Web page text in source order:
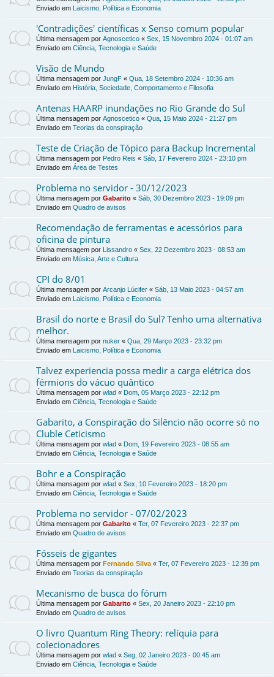
Enviado em Laicismo, Política e Economia
'Contradições' científicas x Senso comum popular
Última mensagem por Agnoscetico « Sex, 15 Novembro 2024 - 01:07 am
Enviado em Ciência, Tecnologia e Saúde
Visão de Mundo
Última mensagem por JungF « Qua, 18 Setembro 2024 - 10:36 am
Enviado em História, Sociedade, Comportamento e Filosofia
Antenas HAARP inundações no Rio Grande do Sul
Última mensagem por Agnoscetico « Qua, 15 Maio 2024 - 21:27 pm
Enviado em Teorias da conspiração
Teste de Criação de Tópico para Backup Incremental
Última mensagem por Pedro Reis « Sáb, 17 Fevereiro 2024 - 23:10 pm
Enviado em Área de Testes
Problema no servidor - 30/12/2023
Última mensagem por Gabarito « Sáb, 30 Dezembro 2023 - 19:09 pm
Enviado em Quadro de avisos
Recomendação de ferramentas e acessórios para
oficina de pintura
Última mensagem por Lissandro « Sex, 22 Dezembro 2023 - 08:53 am
Enviado em Música, Arte e Cultura
CPI do 8/01
Última mensagem por Arcanjo Lúcifer « Sáb, 13 Maio 2023 - 04:57 am
Enviado em Laicismo, Política e Economia
Brasil do norte e Brasil do Sul? Tenho uma alternativa
melhor.
Última mensagem por nuker « Qua, 29 Março 2023 - 23:32 pm
Enviado em Laicismo, Política e Economia
Talvez experiencia possa medir a carga elétrica dos
férmions do vácuo quântico
Última mensagem por wlad « Dom, 05 Março 2023 - 22:12 pm
Enviado em Ciência, Tecnologia e Saúde
Gabarito, a Conspiração do Silêncio não ocorre só no
Cluble Ceticismo
Última mensagem por wlad « Dom, 19 Fevereiro 2023 - 08:55 am
Enviado em Ciência, Tecnologia e Saúde
Bohr e a Conspiração
Última mensagem por wlad « Sex, 10 Fevereiro 2023 - 18:20 pm
Enviado em Ciência, Tecnologia e Saúde
Problema no servidor - 07/02/2023
Última mensagem por Gabarito « Ter, 07 Fevereiro 2023 - 22:37 pm
Enviado em Quadro de avisos
Fósseis de gigantes
Última mensagem por Fernando Silva « Ter, 07 Fevereiro 2023 - 12:39 pm
Enviado em Teorias da conspiração
Mecanismo de busca do fórum
Última mensagem por Gabarito « Sex, 20 Janeiro 2023 - 22:10 pm
Enviado em Quadro de avisos
O livro Quantum Ring Theory: relíquia para
colecionadores
Última mensagem por wlad « Seg, 02 Janeiro 2023 - 00:45 am
Enviado em Ciência, Tecnologia e Saúde